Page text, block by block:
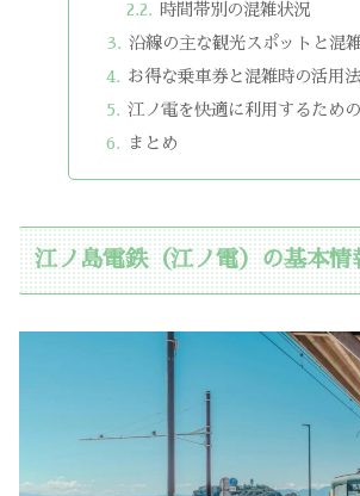
時間帯別の混雑状況
沿線の主な観光スポットと混
お得な乗車券と混雑時の活用法
江ノ電を快適に利用するため
まとめ
江ノ島電鉄（江ノ電）の基本情